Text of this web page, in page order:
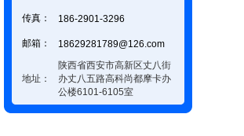
传真： 186-2901-3296
邮箱： 18629281789@126.com
地址：
陕西省西安市高新区丈八街
办丈八五路高科尚都摩卡办
公楼6101-6105室